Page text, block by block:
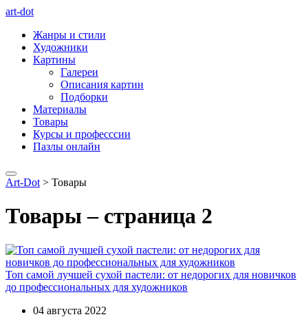
art-dot
Жанры и стили
Художники
Картины
Галереи
Описания картин
Подборки
Материалы
Товары
Курсы и професссии
Пазлы онлайн
Art-Dot > Товары
Товары – страница 2
Топ самой лучшей сухой пастели: от недорогих для новичков
до профессиональных для художников
04 августа 2022